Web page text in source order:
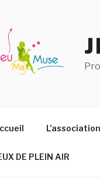
L’association
DE PLEIN AIR